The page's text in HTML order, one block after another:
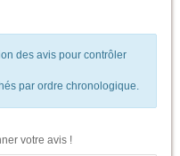
des avis pour contrôler
par ordre chronologique.
votre avis !